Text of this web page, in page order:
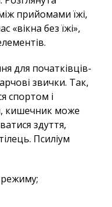
прийомами їжі,
«вікна без їжі»,
для початківців-
звички. Так,
спортом і
кишечник може
здуття,
Псиліум